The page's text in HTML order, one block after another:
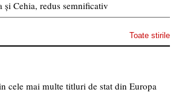
și Cehia, redus semnificativ
Toate stirile
cele mai multe titluri de stat din Europa